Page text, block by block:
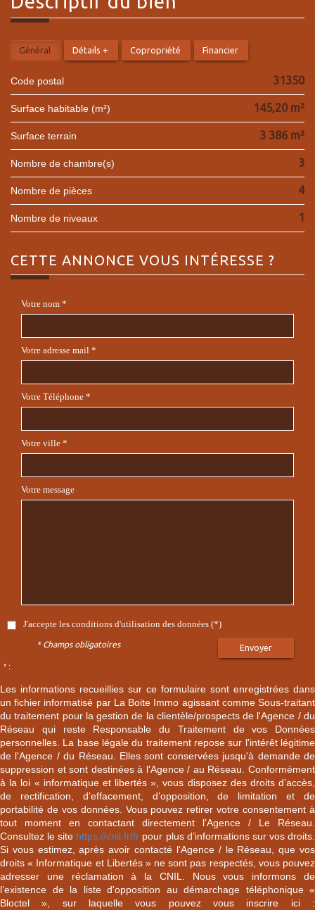
Général Détails + Copropriété Financier
Code postal 31350
Surface habitable (m²) 145,20 m²
surface terrain 3 386 m²
Nombre de chambre(s) 3
Nombre de pièces 4
Nombre de niveaux 1
CETTE ANNONCE VOUS INTÉRESSE ?
Votre nom *
Votre adresse mail *
Votre Téléphone *
Votre ville *
Votre message
J'accepte les conditions d'utilisation des données (*)
Envoyer
* Champs obligatoires
* :
Les informations recueillies sur ce formulaire sont enregistrées dans
un fichier informatisé par La Boite Immo agissant comme Sous-traitant
du traitement pour la gestion de la clientèle/prospects de l'Agence / du
Réseau qui reste Responsable du Traitement de vos Données
personnelles. La base légale du traitement repose sur l'intérêt légitime
de l'Agence / du Réseau. Elles sont conservées jusqu'à demande de
suppression et sont destinées à l'Agence / au Réseau. Conformément
à la loi « informatique et libertés », vous disposez des droits d’accès,
de rectification, d’effacement, d’opposition, de limitation et de
portabilité de vos données. Vous pouvez retirer votre consentement à
tout moment en contactant directement l’Agence / Le Réseau.
Consultez le site https://cnil.fr/fr pour plus d’informations sur vos droits.
Si vous estimez, après avoir contacté l'Agence / le Réseau, que vos
droits « Informatique et Libertés » ne sont pas respectés, vous pouvez
adresser une réclamation à la CNIL. Nous vous informons de
l’existence de la liste d'opposition au démarchage téléphonique «
Bloctel », sur laquelle vous pouvez vous inscrire ici :